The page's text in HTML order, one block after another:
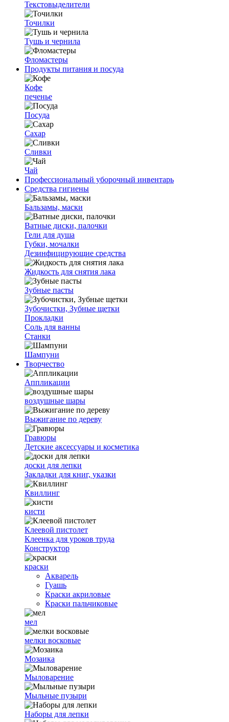
Текстовыделители
Точилки
Тушь и чернила
Фломастеры
Продукты питания и посуда
Кофе
печенье
Посуда
Сахар
Сливки
Чай
Профессиональный уборочный инвентарь
Средства гигиены
Бальзамы, маски
Ватные диски, палочки
Гели для душа
Губки, мочалки
Дезинфицирующие средства
Жидкость для снятия лака
Зубные пасты
Зубочистки, Зубные щетки
Прокладки
Соль для ванны
Станки
Шампуни
Творчество
Аппликации
воздушные шары
Выжигание по дереву
Гравюры
Детские аксессуары и косметика
доски для лепки
Закладки для книг, указки
Квиллинг
кисти
Клеевой пистолет
Клеенка для уроков труда
Конструктор
краски
Акварель
Гуашь
Краски акриловые
Краски пальчиковые
мел
мелки восковые
Мозаика
Мыловарение
Мыльные пузыри
Наборы для лепки